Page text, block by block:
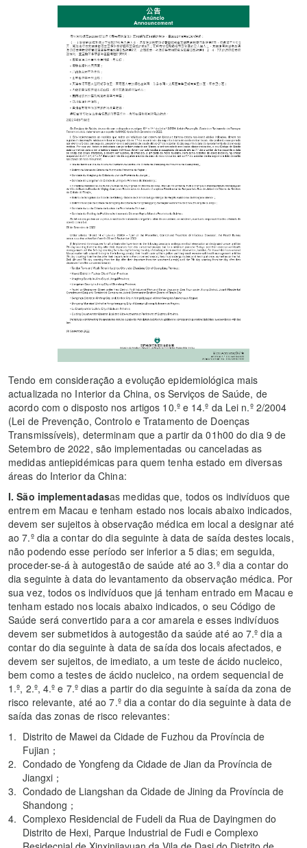
Tendo em consideração a evolução epidemiológica mais
actualizada no Interior da China, os Serviços de Saúde, de
acordo com o disposto nos artigos 10.º e 14.º da Lei n.º 2/2004
(Lei de Prevenção, Controlo e Tratamento de Doenças
Transmissíveis), determinam que a partir da 01h00 do dia 9 de
Setembro de 2022, são implementadas ou canceladas as
medidas antiepidémicas para quem tenha estado em diversas
áreas do Interior da China:
I. São implementadasas medidas que, todos os indivíduos que
entrem em Macau e tenham estado nos locais abaixo indicados,
devem ser sujeitos à observação médica em local a designar até
ao 7.º dia a contar do dia seguinte à data de saída destes locais,
não podendo esse período ser inferior a 5 dias; em seguida,
proceder-se-á à autogestão de saúde até ao 3.º dia a contar do
dia seguinte à data do levantamento da observação médica. Por
sua vez, todos os indivíduos que já tenham entrado em Macau e
tenham estado nos locais abaixo indicados, o seu Código de
Saúde será convertido para a cor amarela e esses indivíduos
devem ser submetidos à autogestão da saúde até ao 7.º dia a
contar do dia seguinte à data de saída dos locais afectados, e
devem ser sujeitos, de imediato, a um teste de ácido nucleico,
bem como a testes de ácido nucleico, na ordem sequencial de
1.º, 2.º, 4.º e 7.º dias a partir do dia seguinte à saída da zona de
risco relevante, até ao 7.º dia a contar do dia seguinte à data de
saída das zonas de risco relevantes:
Distrito de Mawei da Cidade de Fuzhou da Província de
Fujian；
Condado de Yongfeng da Cidade de Jian da Província de
Jiangxi；
Condado de Liangshan da Cidade de Jining da Província de
Shandong；
Complexo Residencial de Fudeli da Rua de Dayingmen do
Distrito de Hexi, Parque Industrial de Fudi e Complexo